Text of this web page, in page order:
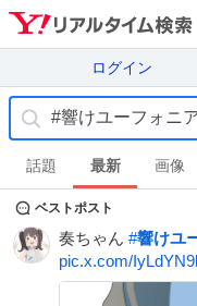
ログイン
話題 最新 画像
ベストポスト
奏ちゃん #響けユ
pic.x.com/